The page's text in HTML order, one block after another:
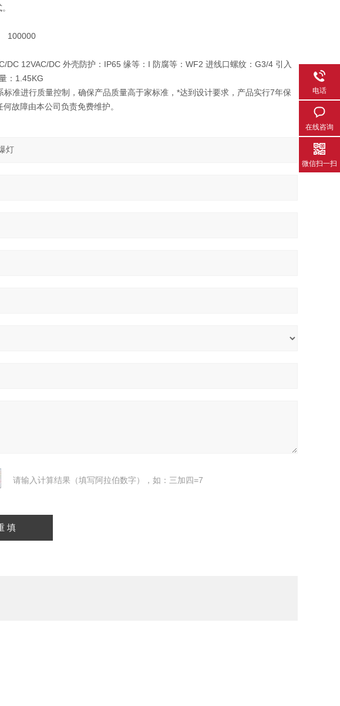
DC 12VAC/DC 外壳防护：IP65 缘等：I 防腐等：WF2 进线口螺纹：G3/4 引入
：1.45KG
准进行质量控制，确保产品质量高于家标准，*达到设计要求，产品实行7年保
故障由本公司负责免费维护。
请输入计算结果（填写阿拉伯数字），如：三加四=7
电话
在线咨询
微信扫一扫